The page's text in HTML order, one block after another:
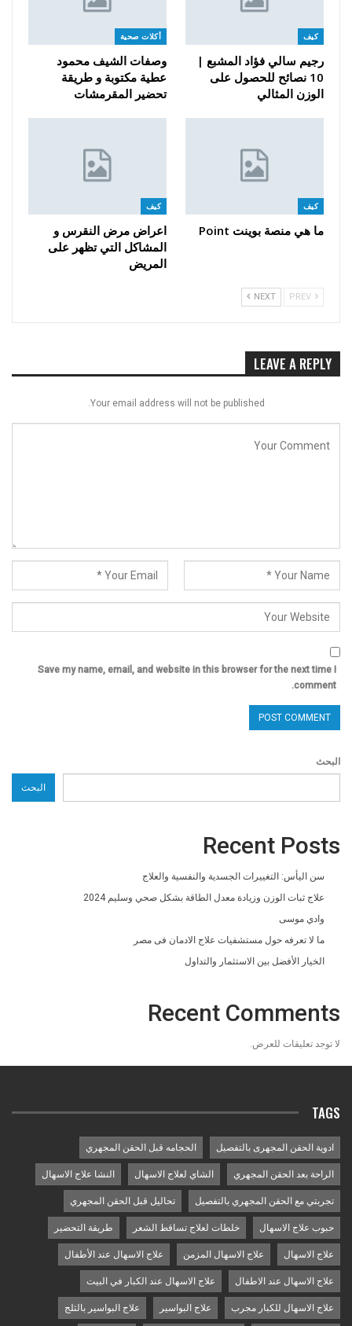
كيف
رجيم سالي فؤاد المشبع |
10 نصائح للحصول على
الوزن المثالي
أكلات صحية
وصفات الشيف محمود
عطية مكتوبة و طريقة
تحضير المقرمشات
كيف
ما هي منصة بوينت Point
كيف
اعراض مرض النقرس و
المشاكل التي تظهر على
المريض
NEXT
LEAVE A REPLY
Your email address will not be published.
Save my name, email, and website in this browser for the next time I
comment.
البحث
البحث
Recent Posts
سن اليأس: التغييرات الجسدية والنفسية والعلاج
علاج ثبات الوزن وزيادة معدل الطاقة بشكل صحي وسليم 2024
وادي موسى
ما لا تعرفه حول مستشفيات علاج الادمان فى مصر
الخيار الأفضل بين الاستثمار والتداول
Recent Comments
لا توجد تعليقات للعرض.
TAGS
ادوية الحقن المجهرى بالتفصيل الحجامه قبل الحقن المجهري
الراحة بعد الحقن المجهري الشاي لعلاج الاسهال النشا علاج الاسهال
تجربتي مع الحقن المجهري بالتفصيل تحاليل قبل الحقن المجهري
حبوب علاج الاسهال خلطات لعلاج تساقط الشعر طريقة التحضير
علاج الاسهال علاج الاسهال المزمن علاج الاسهال عند الأطفال
علاج الاسهال عند الاطفال علاج الاسهال عند الكبار في البيت
علاج الاسهال للكبار مجرب علاج البواسير علاج البواسير بالثلج